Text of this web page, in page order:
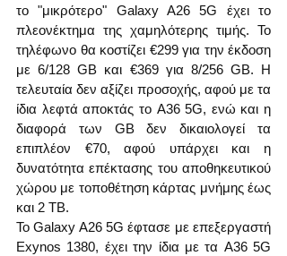
το "μικρότερο" Galaxy A26 5G έχει το
πλεονέκτημα της χαμηλότερης τιμής. Το
τηλέφωνο θα κοστίζει €299 για την έκδοση
με 6/128 GB και €369 για 8/256 GB. Η
τελευταία δεν αξίζει προσοχής, αφού με τα
ίδια λεφτά αποκτάς το A36 5G, ενώ και η
διαφορά των GB δεν δικαιολογεί τα
επιπλέον €70, αφού υπάρχει και η
δυνατότητα επέκτασης του αποθηκευτικού
χώρου με τοποθέτηση κάρτας μνήμης έως
και 2 TB.
Το Galaxy A26 5G έφτασε με επεξεργαστή
Exynos 1380, έχει την ίδια με τα A36 5G